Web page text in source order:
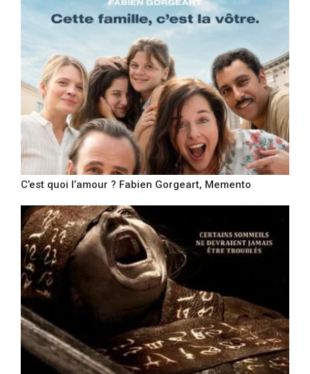
C’est quoi l’amour ? Fabien Gorgeart, Memento